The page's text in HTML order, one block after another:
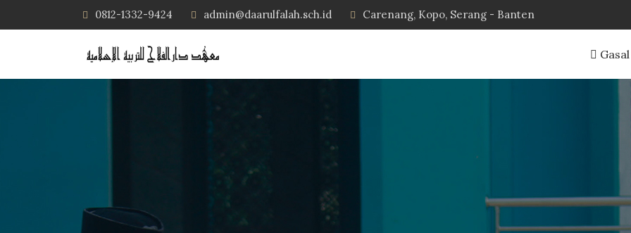
0812-1332-9424 admin@daarulfalah.sch.id Carenang, Kopo, Serang - Banten